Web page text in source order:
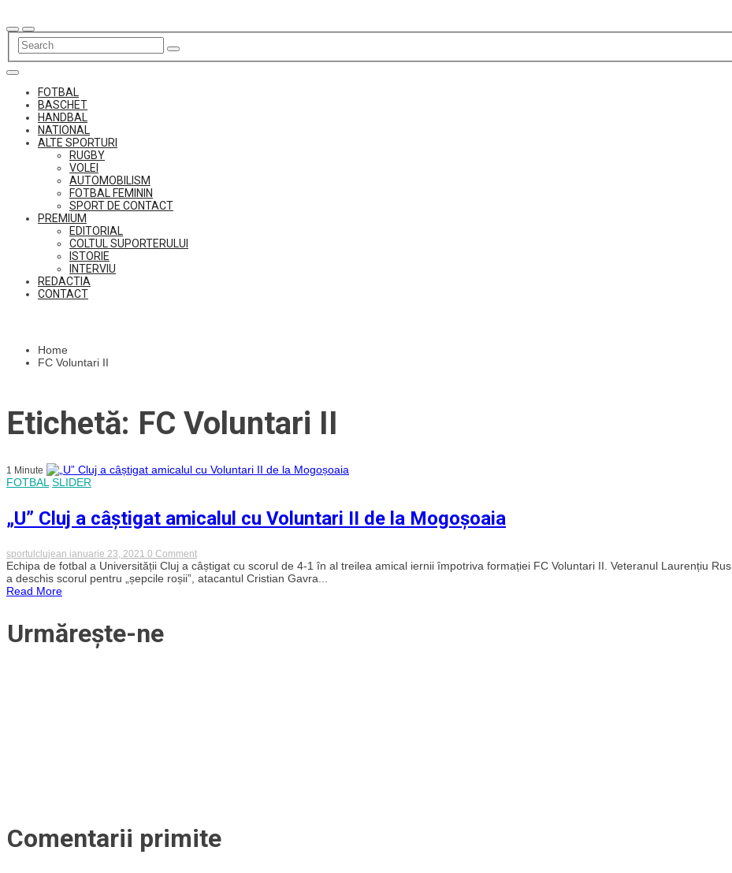
to
content
FOTBAL
BASCHET
HANDBAL
NATIONAL
ALTE SPORTURI
RUGBY
VOLEI
AUTOMOBILISM
FOTBAL FEMININ
SPORT DE CONTACT
PREMIUM
EDITORIAL
COLTUL SUPORTERULUI
ISTORIE
INTERVIU
REDACTIA
CONTACT
Home
FC Voluntari II
Etichetă: FC Voluntari II
1 Minute
FOTBAL SLIDER
„U” Cluj a câștigat amicalul cu Voluntari II de la Mogoșoaia
sportulclujean ianuarie 23, 2021 0 Commenton
„U”
Cluj
a
Echipa de fotbal a Universității Cluj a câștigat cu scorul de 4-1 în al treilea amical iernii împotriva formației FC Voluntari II. Veteranul Laurențiu Rus
a deschis scorul pentru „șepcile roșii”, atacantul Cristian Gavra...
Read More
Urmărește-ne
Comentarii primite